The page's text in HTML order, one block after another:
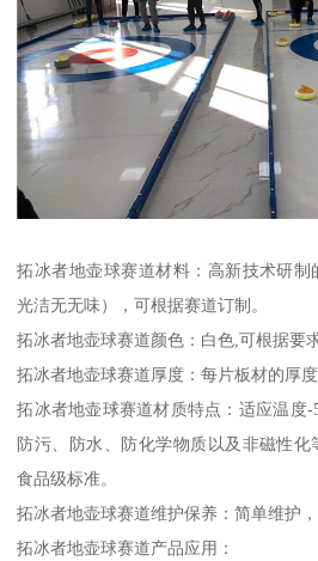
拓冰者地壶球赛道材料：高新技术研
光洁无无味），可根据赛道订制。
拓冰者地壶球赛道颜色：白色,可根据要
拓冰者地壶球赛道厚度：每片板材的厚度
拓冰者地壶球赛道材质特点：适应温度
防污、防水、防化学物质以及非磁性化
食品级标准。
拓冰者地壶球赛道维护保养：简单维护，
拓冰者地壶球赛道产品应用：